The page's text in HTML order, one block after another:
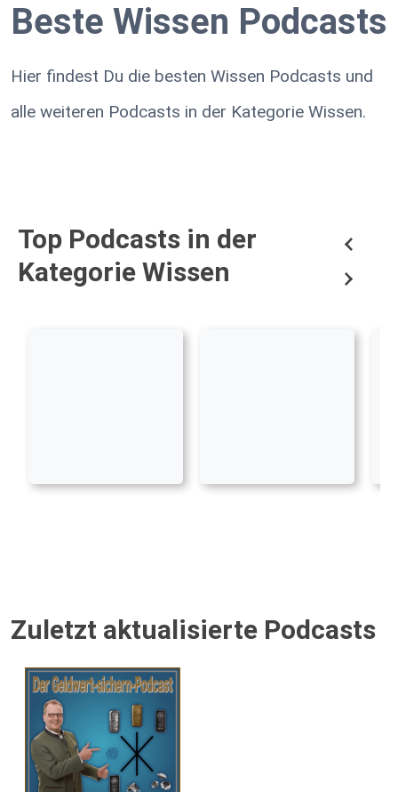
Beste Wissen Podcasts
Hier findest Du die besten Wissen Podcasts und
alle weiteren Podcasts in der Kategorie Wissen.
Top Podcasts in der
Kategorie Wissen
Zuletzt aktualisierte Podcasts